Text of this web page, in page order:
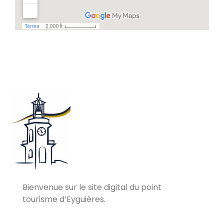
Bienvenue sur le site digital du point
tourisme d’Eyguières.